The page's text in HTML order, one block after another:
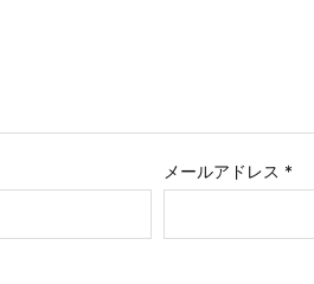
メールアドレス *